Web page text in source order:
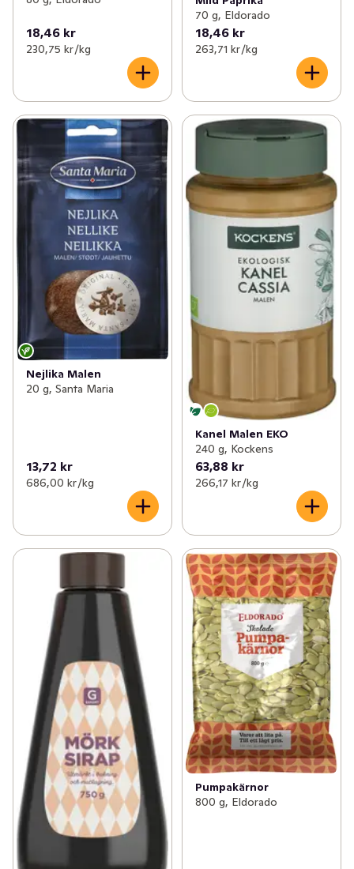
18,46 kr
230,75 kr /kg
70 g, Eldorado
18,46 kr
263,71 kr /kg
Nejlika Malen
20 g, Santa Maria
13,72 kr
686,00 kr /kg
Kanel Malen EKO
240 g, Kockens
63,88 kr
266,17 kr /kg
Pumpakärnor
800 g, Eldorado